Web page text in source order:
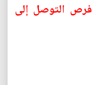
التوصل إلى